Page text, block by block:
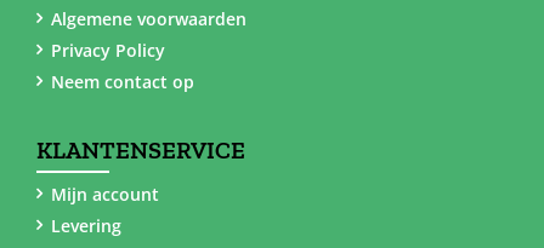
Algemene voorwaarden
Privacy Policy
Neem contact op
KLANTENSERVICE
Mijn account
Levering